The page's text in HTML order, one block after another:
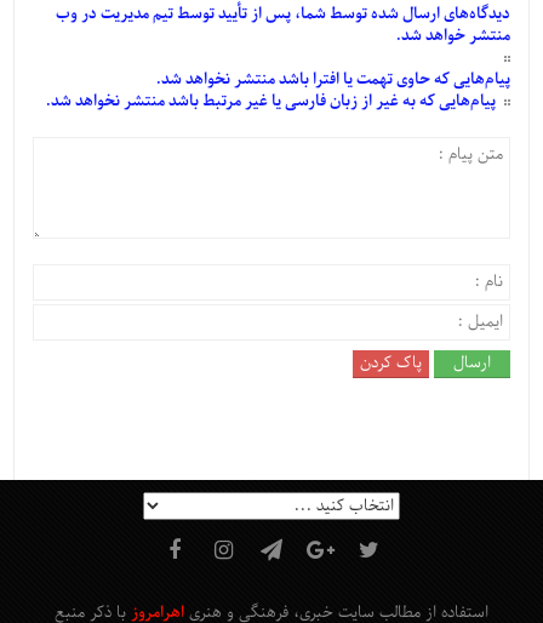
دیدگاه‌هایارسالشدهتوسط شما، پس ازتأییدتوسط تیم مدیریت در وب
منتشر خواهد شد.
پیام‌هاییکه حاوی تهمت یا افترا باشد منتشر نخواهد شد.
پیام‌هاییکه به غیر از زبان فارسی یا غیر مرتبط باشد منتشر نخواهد شد.
استفاده از مطالب سایت خبری، فرهنگی و هنری اهرامروز با ذکر منبع